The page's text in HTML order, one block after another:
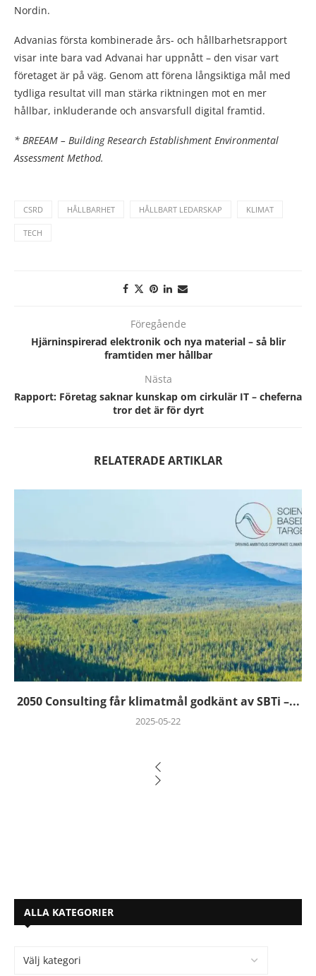
Nordin.
Advanias första kombinerade års- och hållbarhetsrapport
visar inte bara vad Advanai har uppnått – den visar vart
företaget är på väg. Genom att förena långsiktiga mål med
tydliga resultat vill man stärka riktningen mot en mer
hållbar, inkluderande och ansvarsfull digital framtid.
* BREEAM – Building Research Establishment Environmental
Assessment Method.
CSRD HÅLLBARHET HÅLLBART LEDARSKAP KLIMAT
TECH
Föregående
Hjärninspirerad elektronik och nya material – så blir
framtiden mer hållbar
Nästa
Rapport: Företag saknar kunskap om cirkulär IT – cheferna
tror det är för dyrt
RELATERADE ARTIKLAR
2050 Consulting får klimatmål godkänt av SBTi –...
2025-05-22
ALLA KATEGORIER